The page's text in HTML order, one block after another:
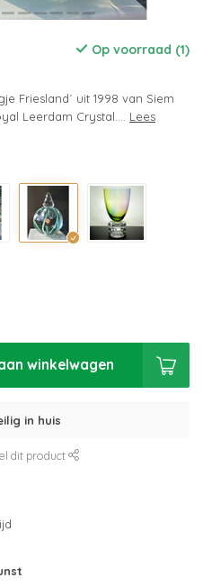
Op voorraad (1)
Friesland´ uit 1998 van Siem
Leerdam Crystal.... Lees
winkelwagen
in huis
dit product